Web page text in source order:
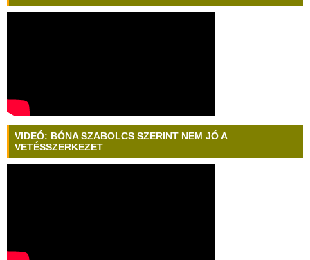
VIDEÓ: BÓNA SZABOLCS SZERINT NEM JÓ A
VETÉSSZERKEZET